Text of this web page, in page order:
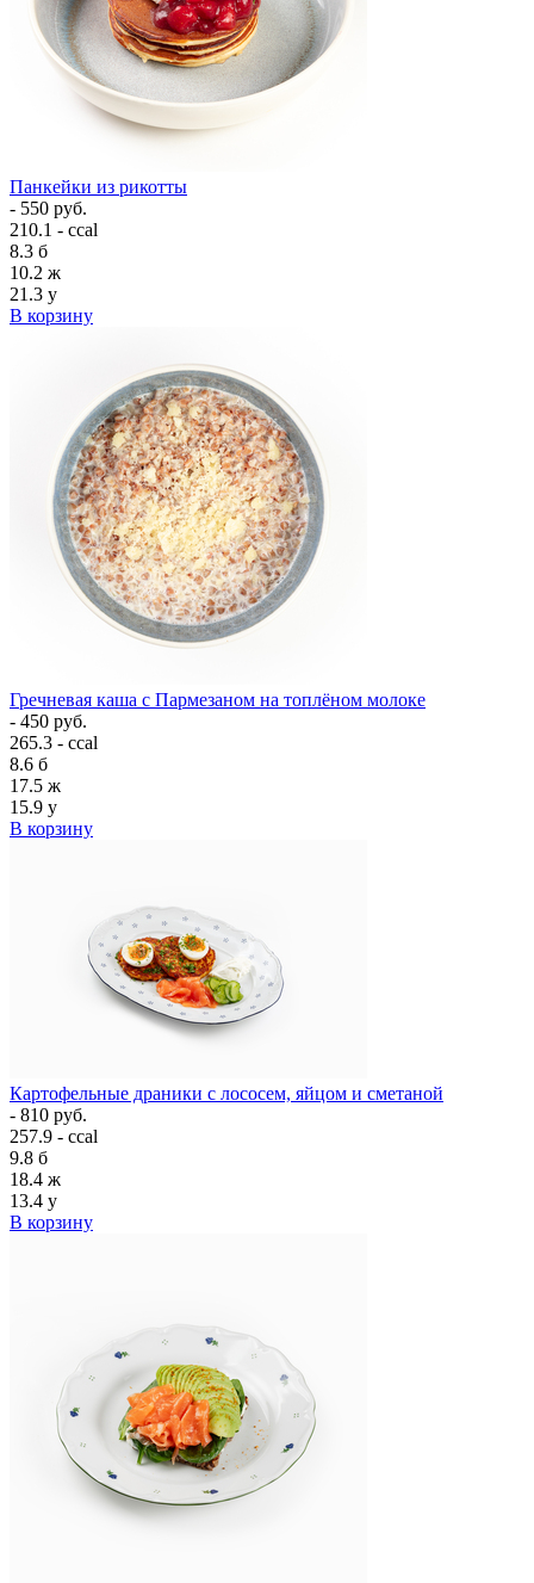
Панкейки из рикотты
- 550 руб.
210.1 - ccal
8.3 б
10.2 ж
21.3 у
В корзину
Гречневая каша с Пармезаном на топлёном молоке
- 450 руб.
265.3 - ccal
8.6 б
17.5 ж
15.9 у
В корзину
Картофельные драники с лососем, яйцом и сметаной
- 810 руб.
257.9 - ccal
9.8 б
18.4 ж
13.4 у
В корзину